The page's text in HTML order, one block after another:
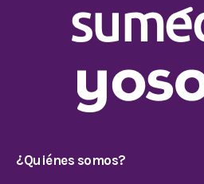
¿Quiénes somos?